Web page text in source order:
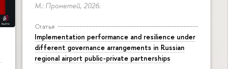
М.: Прометей, 2026.
Статья
Implementation performance and resilience under
different governance arrangements in Russian
regional airport public-private partnerships